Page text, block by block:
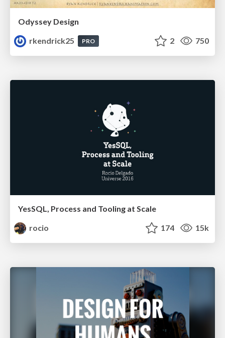
Odyssey Design
rkendrick25
PRO 2 750
YesSQL, Process and Tooling at Scale
rocio
174 15k